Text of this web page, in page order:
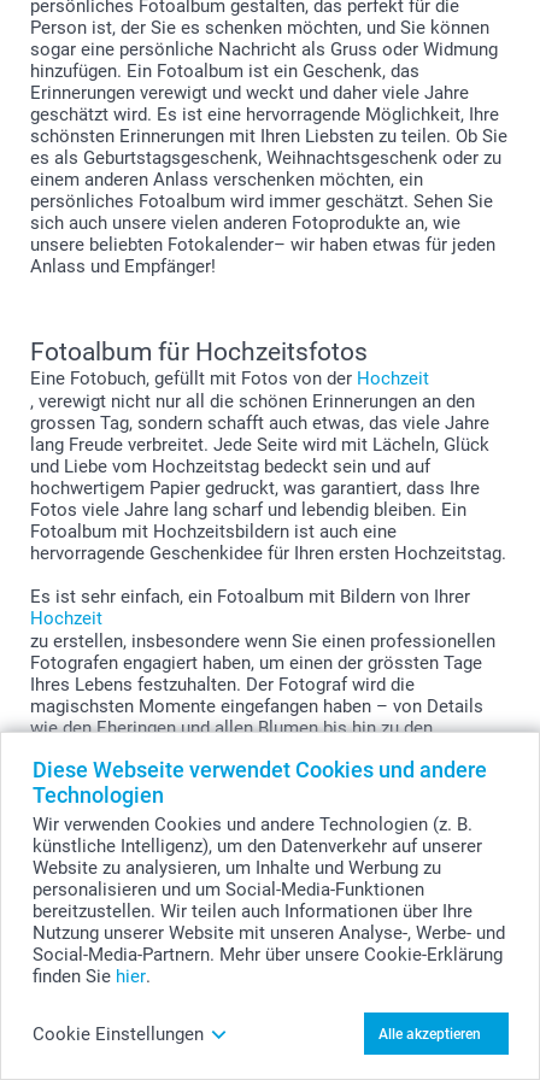
Diese Webseite verwendet Cookies und andere
Technologien
Wir verwenden Cookies und andere Technologien (z. B.
künstliche Intelligenz), um den Datenverkehr auf unserer
Website zu analysieren, um Inhalte und Werbung zu
personalisieren und um Social-Media-Funktionen
bereitzustellen. Wir teilen auch Informationen über Ihre
Nutzung unserer Website mit unseren Analyse-, Werbe- und
Social-Media-Partnern. Mehr über unsere Cookie-Erklärung
finden Sie hier.
Cookie Einstellungen Alle akzeptieren
persönliches Fotoalbum gestalten, das perfekt für die
Person ist, der Sie es schenken möchten, und Sie können
sogar eine persönliche Nachricht als Gruss oder Widmung
hinzufügen. Ein Fotoalbum ist ein Geschenk, das
Erinnerungen verewigt und weckt und daher viele Jahre
geschätzt wird. Es ist eine hervorragende Möglichkeit, Ihre
schönsten Erinnerungen mit Ihren Liebsten zu teilen. Ob Sie
es als Geburtstagsgeschenk, Weihnachtsgeschenk oder zu
einem anderen Anlass verschenken möchten, ein
persönliches Fotoalbum wird immer geschätzt. Sehen Sie
sich auch unsere vielen anderen Fotoprodukte an, wie
unsere beliebten Fotokalender– wir haben etwas für jeden
Anlass und Empfänger!
Fotoalbum für Hochzeitsfotos
Eine Fotobuch, gefüllt mit Fotos von der Hochzeit
, verewigt nicht nur all die schönen Erinnerungen an den
grossen Tag, sondern schafft auch etwas, das viele Jahre
lang Freude verbreitet. Jede Seite wird mit Lächeln, Glück
und Liebe vom Hochzeitstag bedeckt sein und auf
hochwertigem Papier gedruckt, was garantiert, dass Ihre
Fotos viele Jahre lang scharf und lebendig bleiben. Ein
Fotoalbum mit Hochzeitsbildern ist auch eine
hervorragende Geschenkidee für Ihren ersten Hochzeitstag.
Es ist sehr einfach, ein Fotoalbum mit Bildern von Ihrer
Hochzeit
zu erstellen, insbesondere wenn Sie einen professionellen
Fotografen engagiert haben, um einen der grössten Tage
Ihres Lebens festzuhalten. Der Fotograf wird die
magischsten Momente eingefangen haben – von Details
wie den Eheringen und allen Blumen bis hin zu den
Tanz als Ehepaar. Diese schönen Bilder verdienen es, in
einem exklusiven Fotoalbum gedruckt und gesammelt zu
werden, in dem sie würdig eingerahmt werden. Wenn Sie
einen Fotografen engagiert haben, haben Sie bereits in die
Verewigung Ihrer schönsten Erinnerungen investiert. Ein
persönliches Fotoalbum von smartphoto ermöglicht es
Ihnen, diese von der digitalen in die physische Welt und in
Ihre Hände zu versetzen. Es ist etwas Besonderes, ein Buch
herauszunehmen, die wichtigsten Momente des Lebens
durchzublättern und all die wundervollen Gefühle wieder
erleben zu können. Achten Sie darauf, die Bilder in
chronologischer Reihenfolge anzuordnen, damit das
Ergebnis so gut wie möglich ist.
Ein Fotoalbum mit Ihren Hochzeitsfotos sorgt dafür, dass